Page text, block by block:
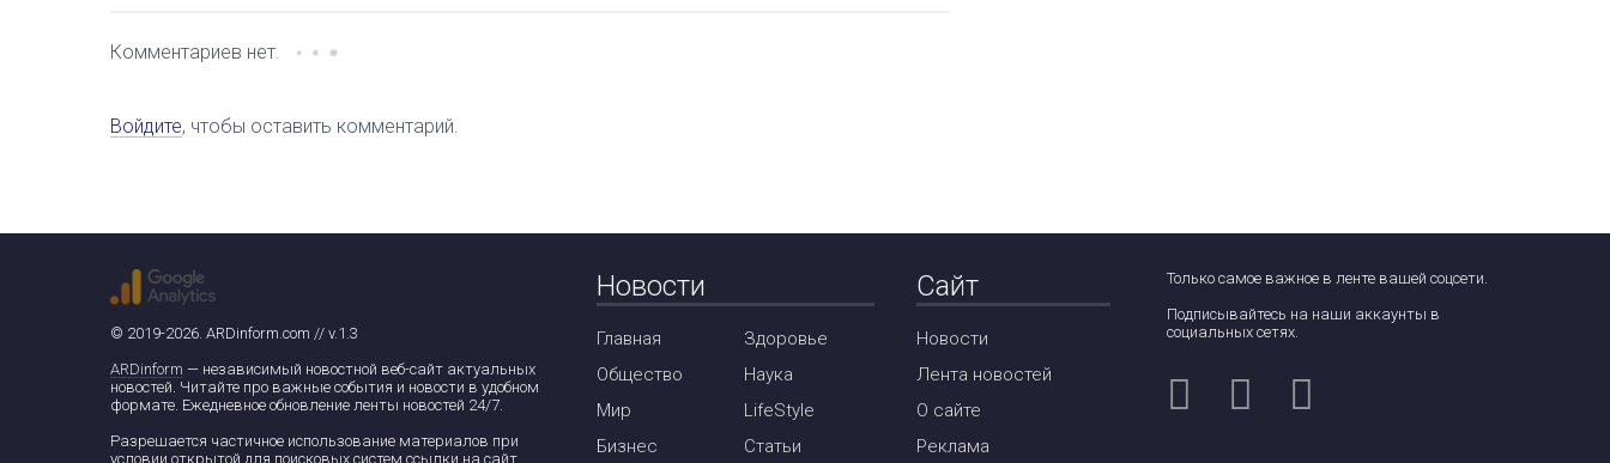
Комментариев нет.
Войдите, чтобы оставить комментарий.
© 2019-2026. ARDinform.com // v.1.3
ARDinform — независимый новостной веб-сайт актуальных
новостей. Читайте про важные события и новости в удобном
формате. Ежедневное обновление ленты новостей 24/7.
Разрешается частичное использование материалов при
условии открытой для поисковых систем ссылки на сайт
Новости
Главная
Общество
Мир
Бизнес
Здоровье
Наука
LifeStyle
Статьи
Сайт
Новости
Лента новостей
О сайте
Реклама
Только самое важное в ленте вашей соцсети.
Подписывайтесь на наши аккаунты в
социальных сетях.